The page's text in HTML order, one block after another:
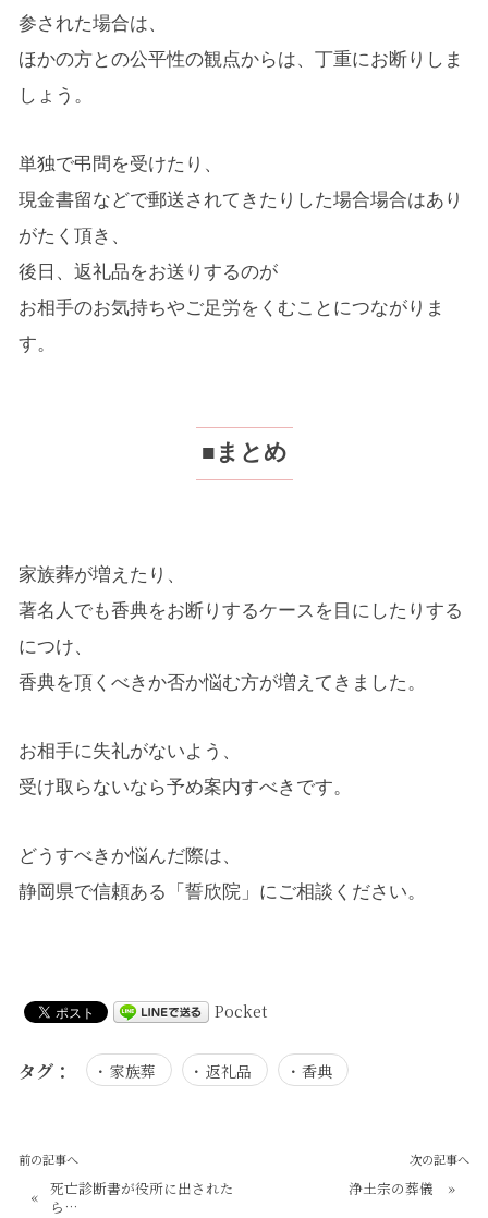
参された場合は、
ほかの方との公平性の観点からは、丁重にお断りしま
しょう。
単独で弔問を受けたり、
現金書留などで郵送されてきたりした場合場合はあり
がたく頂き、
後日、返礼品をお送りするのが
お相手のお気持ちやご足労をくむことにつながりま
す。
■まとめ
家族葬が増えたり、
著名人でも香典をお断りするケースを目にしたりする
につけ、
香典を頂くべきか否か悩む方が増えてきました。
お相手に失礼がないよう、
受け取らないなら予め案内すべきです。
どうすべきか悩んだ際は、
静岡県で信頼ある「誓欣院」にご相談ください。
Pocket
タグ： 家族葬 返礼品 香典
前の記事へ
« 死亡診断書が役所に出された
ら…
次の記事へ
浄土宗の葬儀 »